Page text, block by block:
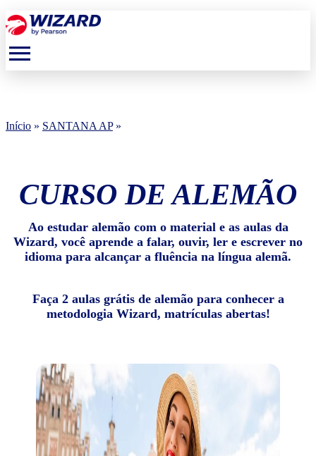
menu
Início » SANTANA AP»
CURSO DE ALEMÃO
Ao estudar alemão com o material e as aulas da
Wizard, você aprende a falar, ouvir, ler e escrever no
idioma para alcançar a fluência na língua alemã.
Faça 2 aulas grátis de alemão para conhecer a
metodologia Wizard, matrículas abertas!